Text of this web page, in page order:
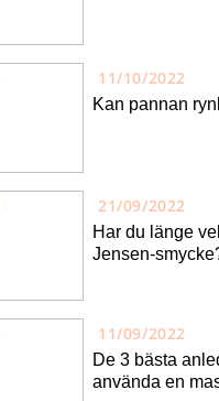
11/10/2022
Kan pannan
21/09/2022
Har du länge
Jensen-
11/09/2022
De 3 bästa
använda en